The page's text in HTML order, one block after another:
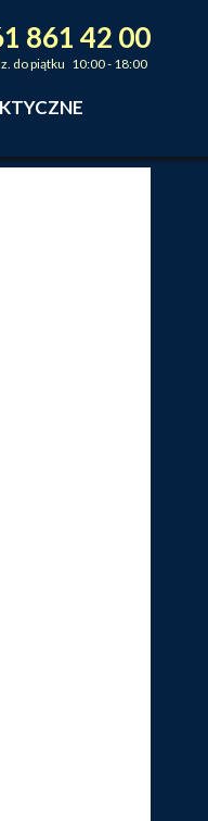
861 42 00
do piątku 10:00 - 18:00